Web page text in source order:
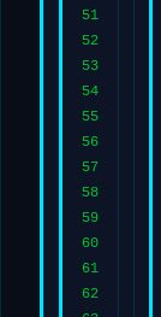
51
52
53
54
55
56
57
58
59
60
61
62